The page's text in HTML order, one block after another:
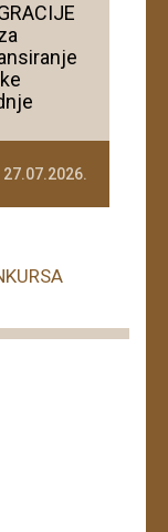
27.07.2026.